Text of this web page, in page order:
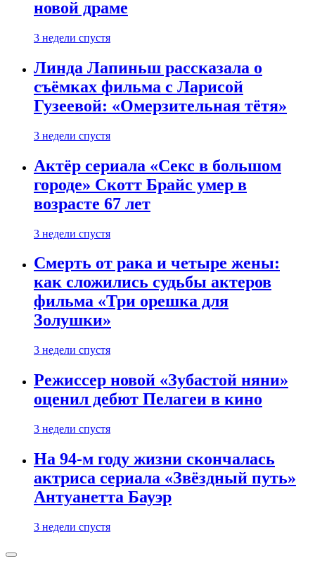
новой драме
3 недели спустя
Линда Лапиньш рассказала о
съёмках фильма с Ларисой
Гузеевой: «Омерзительная тётя»
3 недели спустя
Актёр сериала «Секс в большом
городе» Скотт Брайс умер в
возрасте 67 лет
3 недели спустя
Смерть от рака и четыре жены:
как сложились судьбы актеров
фильма «Три орешка для
Золушки»
3 недели спустя
Режиссер новой «Зубастой няни»
оценил дебют Пелагеи в кино
3 недели спустя
На 94-м году жизни скончалась
актриса сериала «Звёздный путь»
Антуанетта Бауэр
3 недели спустя